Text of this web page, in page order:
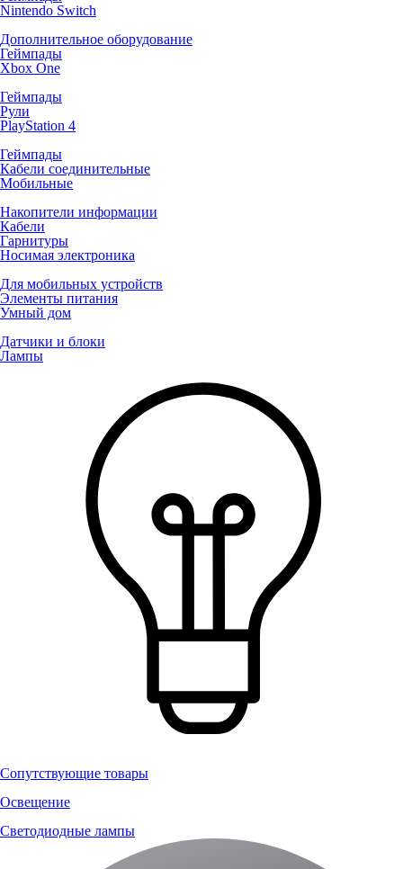
Nintendo Switch
Дополнительное оборудование
Геймпады
Xbox One
Геймпады
Рули
PlayStation 4
Геймпады
Кабели соединительные
Мобильные
Накопители информации
Кабели
Гарнитуры
Носимая электроника
Для мобильных устройств
Элементы питания
Умный дом
Датчики и блоки
Лампы
Сопутствующие товары
Освещение
Светодиодные лампы